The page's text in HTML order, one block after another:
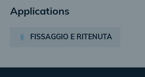
Applications
FISSAGGIO E RITENUTA